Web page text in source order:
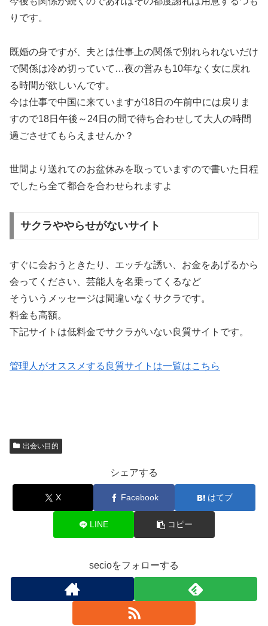
りです。
既婚の身ですが、夫とは仕事上の関係で別れられないだけ
で関係は冷め切っていて…夜の営みも10年なく女に戻れ
る時間が欲しいんです。
今は仕事で中国に来ていますが18日の午前中には戻りま
すので18日午後～24日の間で待ち合わせして大人の時間
過ごさせてもらえませんか？
世間より送れてのお盆休みを取っていますので書いた日程
でしたら全て都合を合わせられますよ
サクラややらせがないサイト
すぐに会おうときたり、エッチな誘い、お金をあげるから
会ってください、芸能人を名乗ってくるなど
そういうメッセージは間違いなくサクラです。
料金も高額。
下記サイトは低料金でサクラがいない良質サイトです。
管理人がオススメする良質サイトは一覧はこちら
出会い目的
シェアする
X Facebook はてブ
LINE コピー
secioをフォローする